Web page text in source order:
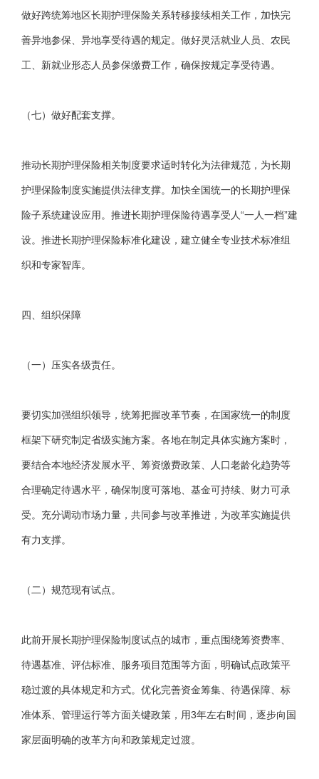
做好跨统筹地区长期护理保险关系转移接续相关工作，加快完
善异地参保、异地享受待遇的规定。做好灵活就业人员、农民
工、新就业形态人员参保缴费工作，确保按规定享受待遇。
（七）做好配套支撑。
推动长期护理保险相关制度要求适时转化为法律规范，为长期
护理保险制度实施提供法律支撑。加快全国统一的长期护理保
险子系统建设应用。推进长期护理保险待遇享受人“一人一档”建
设。推进长期护理保险标准化建设，建立健全专业技术标准组
织和专家智库。
四、组织保障
（一）压实各级责任。
要切实加强组织领导，统筹把握改革节奏，在国家统一的制度
框架下研究制定省级实施方案。各地在制定具体实施方案时，
要结合本地经济发展水平、筹资缴费政策、人口老龄化趋势等
合理确定待遇水平，确保制度可落地、基金可持续、财力可承
受。充分调动市场力量，共同参与改革推进，为改革实施提供
有力支撑。
（二）规范现有试点。
此前开展长期护理保险制度试点的城市，重点围绕筹资费率、
待遇基准、评估标准、服务项目范围等方面，明确试点政策平
稳过渡的具体规定和方式。优化完善资金筹集、待遇保障、标
准体系、管理运行等方面关键政策，用3年左右时间，逐步向国
家层面明确的改革方向和政策规定过渡。